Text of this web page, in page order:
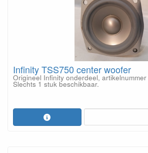
Infinity TSS750 center woofer
Origineel Infinity onderdeel,
Slechts 1 stuk beschikbaar.